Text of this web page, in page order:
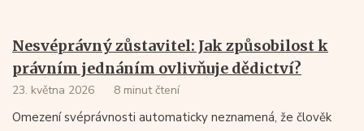
Nesvéprávný zůstavitel: Jak způsobilost k
právním jednáním ovlivňuje dědictví?
23. května 2026 8 minut čtení
Omezení svéprávnosti automaticky neznamená, že člověk